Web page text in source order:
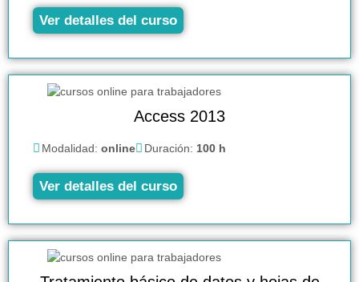
Ver detalles del curso
Access 2013
Modalidad: online Duración: 100 h
Ver detalles del curso